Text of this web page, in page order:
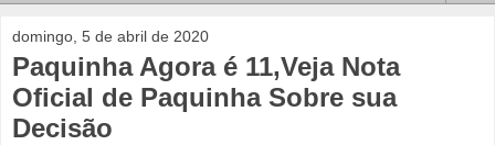
domingo, 5 de abril de 2020
Paquinha Agora é 11,Veja Nota
Oficial de Paquinha Sobre sua
Decisão